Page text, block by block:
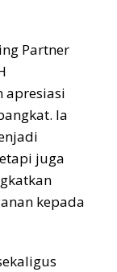
Partner
apresiasi
Ia
juga
kepada